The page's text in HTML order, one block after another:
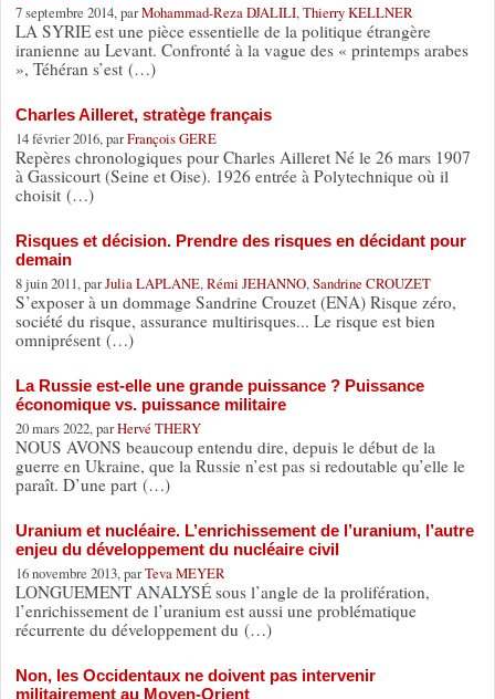
7 septembre 2014, parMohammad-Reza DJALILI, Thierry KELLNER
LA SYRIE est une pièce essentielle de la politique étrangère
iranienne au Levant. Confronté à la vague des « printemps arabes
», Téhéran s’est (…)
Charles Ailleret, stratège français
14 février 2016, parFrançois GERE
Repères chronologiques pour Charles Ailleret Né le 26 mars 1907
à Gassicourt (Seine et Oise). 1926 entrée à Polytechnique où il
choisit (…)
Risques et décision. Prendre des risques en décidant pour
demain
8 juin 2011, parJulia LAPLANE, Rémi JEHANNO, Sandrine CROUZET
S’exposer à un dommage Sandrine Crouzet (ENA) Risque zéro,
société du risque, assurance multirisques... Le risque est bien
omniprésent (…)
La Russie est-elle une grande puissance ? Puissance
économique vs. puissance militaire
20 mars 2022, parHervé THERY
NOUS AVONS beaucoup entendu dire, depuis le début de la
guerre en Ukraine, que la Russie n’est pas si redoutable qu’elle le
paraît. D’une part (…)
Uranium et nucléaire. L’enrichissement de l’uranium, l’autre
enjeu du développement du nucléaire civil
16 novembre 2013, parTeva MEYER
LONGUEMENT ANALYSÉ sous l’angle de la prolifération,
l’enrichissement de l’uranium est aussi une problématique
récurrente du développement du (…)
Non, les Occidentaux ne doivent pas intervenir
militairement au Moyen-Orient